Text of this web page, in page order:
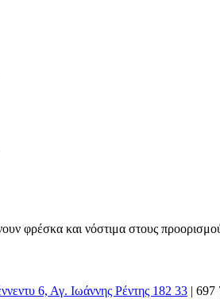
φρέσκα και νόστιμα στους
6, Αγ. Ιωάννης Ρέντης 182 33 | 697